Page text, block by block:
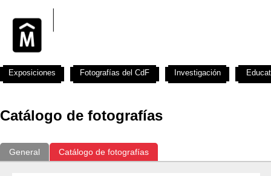
Catálogo de fotografías
General Catálogo de fotografías
Exposiciones Fotografías del CdF Investigación